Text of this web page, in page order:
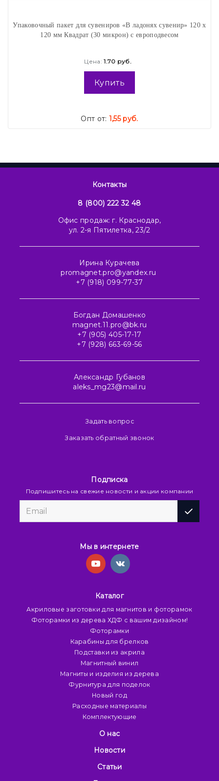
Упаковочный пакет для сувениров «В ладонях сувенир» 120 х
120 мм Квадрат (30 микрон) с европодвесом
Цена: 1.70 руб.
Купить
Опт от: 1,55 руб.
Контакты
8 (800) 222 32 48
Офис продаж: г. Краснодар,
ул. 2-я Пятилетка, 23/2
Ирина Курачева
promagnet.pro@yandex.ru
+7 (918) 099-77-37
Богдан Домашенко
magnet.11.pro@bk.ru
+7 (905) 405-17-17
+7 (928) 663-69-56
Александр Губанов
aleks_mg23@mail.ru
Задать вопрос
Заказать обратный звонок
Подписка
Подпишитесь на свежие новости и акции компании
Мы в интернете
Каталог
Акриловые заготовки для магнитов и фоторамок
Фоторамки из дерева ХДФ с вашим дизайном!
Фоторамки
Карабины для брелков
Подставки из акрила
Магнитный винил
Магниты и изделия из дерева
Фурнитура для поделок
Новый год
Расходные материалы
Комплектующие
О нас
Новости
Статьи